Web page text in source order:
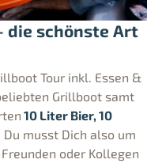
die schönste Art
Tour inkl. Essen &
Grillboot samt
10 Liter Bier, 10
Du musst Dich also um
oder Kollegen